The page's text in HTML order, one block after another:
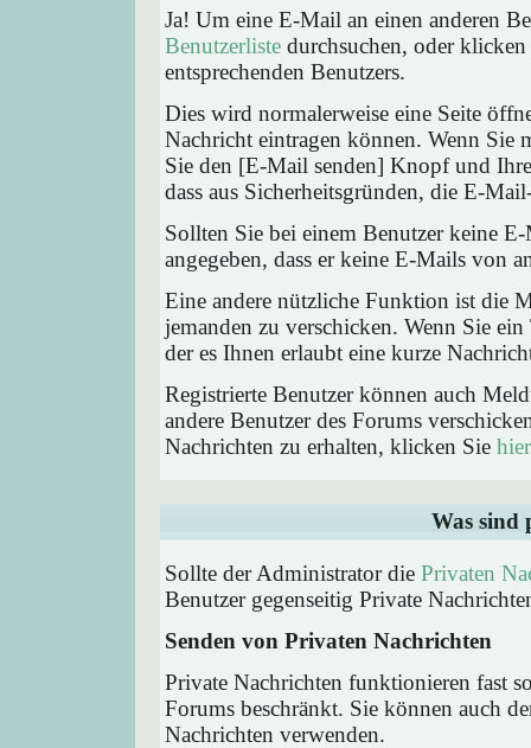
Ja! Um eine E-Mail an einen anderen
Benutzerliste durchsuchen, oder
entsprechenden Benutzers.
Dies wird normalerweise eine Seite
Nachricht eintragen können. Wenn
Sie den [E-Mail senden] Knopf und
dass aus Sicherheitsgründen, die E-
Sollten Sie bei einem Benutzer keine
angegeben, dass er keine E-Mails von
Eine andere nützliche Funktion ist die
jemanden zu verschicken. Wenn Sie
der es Ihnen erlaubt eine kurze
Registrierte Benutzer können auch
andere Benutzer des Forums
Nachrichten zu erhalten, klicken Sie hier
Was sind
Sollte der Administrator die Privaten
Benutzer gegenseitig Private
Senden von Privaten Nachrichten
Private Nachrichten funktionieren fast
Forums beschränkt. Sie können auch
Nachrichten verwenden.